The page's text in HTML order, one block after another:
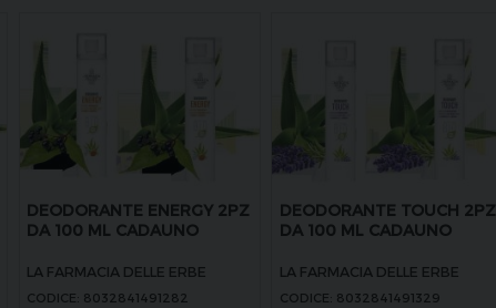
DEODORANTE ENERGY 2PZ
DA 100 ML CADAUNO
LA FARMACIA DELLE ERBE
CODICE: 8032841491282
DEODORANTE TOUCH 2PZ
DA 100 ML CADAUNO
LA FARMACIA DELLE ERBE
CODICE: 8032841491329